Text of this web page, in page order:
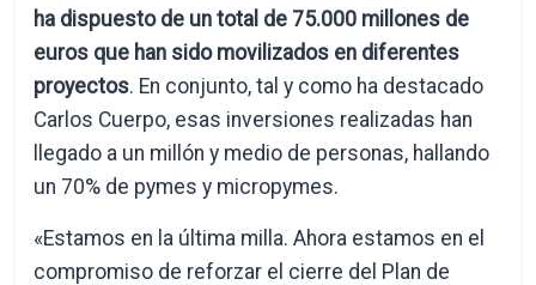
ha dispuesto de un total de 75.000 millones de
euros que han sido movilizados en diferentes
proyectos. En conjunto, tal y como ha destacado
Carlos Cuerpo, esas inversiones realizadas han
llegado a un millón y medio de personas, hallando
un 70% de pymes y micropymes.
«Estamos en la última milla. Ahora estamos en el
compromiso de reforzar el cierre del Plan de